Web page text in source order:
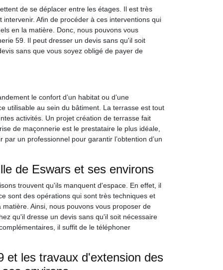
de se déplacer entre les étages. Il est très
Afin de procéder à ces interventions qui
en la matière. Donc, nous pouvons vous
59. Il peut dresser un devis sans qu'il soit
sans que vous soyez obligé de payer de
le confort d’un habitat ou d’une
utilisable au sein du bâtiment. La terrasse est tout
activités. Un projet création de terrasse fait
de maçonnerie est le prestataire le plus idéale,
un professionnel pour garantir l’obtention d’un
de Eswars et ses environs
trouvent qu'ils manquent d'espace. En effet, il
sont des opérations qui sont très techniques et
Ainsi, nous pouvons vous proposer de
qu'il dresse un devis sans qu'il soit nécessaire
il suffit de le téléphoner
et les travaux d'extension des